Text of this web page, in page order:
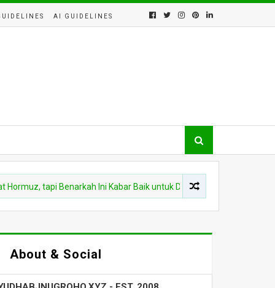
AI GUIDELINES
Benarkah Ini Kabar Baik untuk Dompet Rakyat?
About & Social